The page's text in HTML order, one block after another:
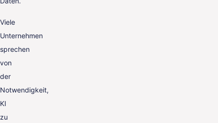
Viele
Unternehmen
sprechen
von
der
Notwendigkeit,
KI
zu